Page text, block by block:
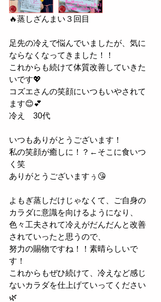
🔥蒸しざんまい３回目
足先の冷えで悩んでいましたが、気に
ならなくなってきました！！
これからも続けて体質改善していきた
いです💖
コズエさんの笑顔にいつもいやされて
ます😊💕
冷え　30代
いつもありがとうございます！
私の笑顔が癒しに！？←そこに食いつ
く笑
ありがとうございますぅ😘
よもぎ蒸しだけじゃなくて、ご自身の
カラダに意識を向けるようになり、
色々工夫されて冷えがだんだんと改善
されていったと思うので、
努力の賜物ですね！！素晴らしいで
す！
これからもぜひ続けて、冷えなど感じ
ないカラダを仕上げていってください
🌿